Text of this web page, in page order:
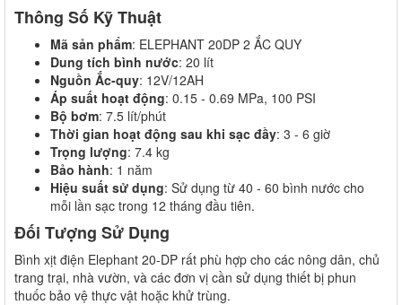
Thông Số Kỹ Thuật
Mã sản phẩm: ELEPHANT 20DP 2 ẮC QUY
Dung tích bình nước: 20 lít
Nguồn Ắc-quy: 12V/12AH
Áp suất hoạt động: 0.15 - 0.69 MPa, 100 PSI
Bộ bơm: 7.5 lít/phút
Thời gian hoạt động sau khi sạc đầy: 3 - 6 giờ
Trọng lượng: 7.4 kg
Bảo hành: 1 năm
Hiệu suất sử dụng: Sử dụng từ 40 - 60 bình nước cho
mỗi lần sạc trong 12 tháng đầu tiên.
Đối Tượng Sử Dụng
Bình xịt điện Elephant 20-DP rất phù hợp cho các nông dân, chủ
trang trại, nhà vườn, và các đơn vị cần sử dụng thiết bị phun
thuốc bảo vệ thực vật hoặc khử trùng.